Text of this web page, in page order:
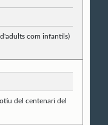
com infantils)
del centenari del